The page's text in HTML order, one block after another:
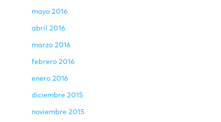
mayo 2016
abril 2016
marzo 2016
febrero 2016
enero 2016
diciembre 2015
noviembre 2015